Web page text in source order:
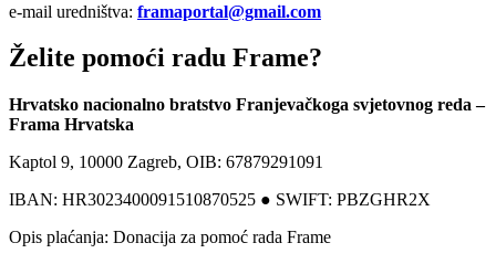
e-mail uredništva: framaportal@gmail.com
Želite pomoći radu Frame?
Hrvatsko nacionalno bratstvo Franjevačkoga svjetovnog reda –
Frama Hrvatska
Kaptol 9, 10000 Zagreb, OIB: 67879291091
IBAN: HR3023400091510870525 ● SWIFT: PBZGHR2X
Opis plaćanja: Donacija za pomoć rada Frame